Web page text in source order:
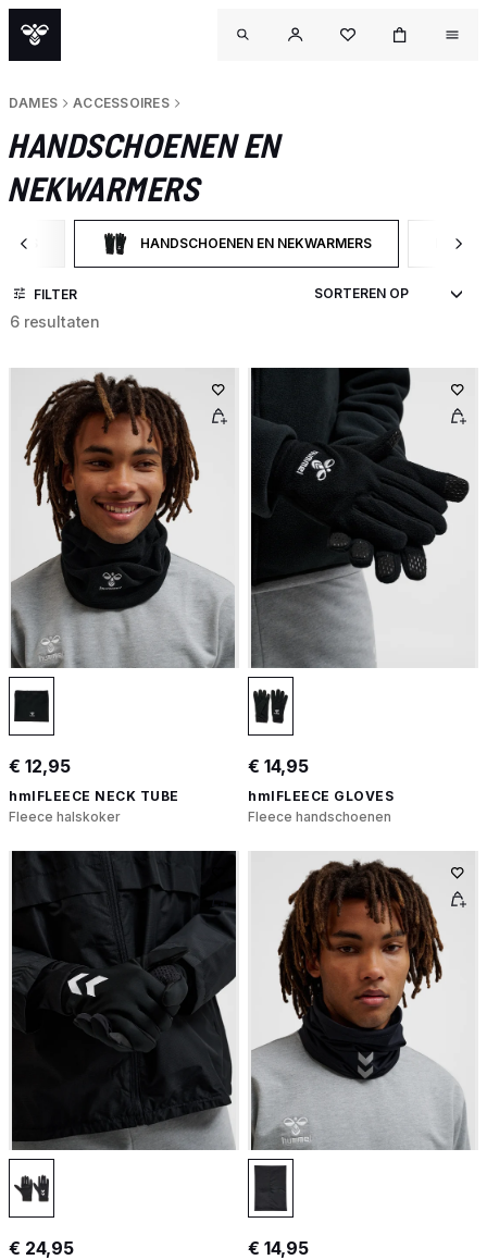
DAMES ACCESSOIRES
HANDSCHOENEN EN
NEKWARMERS
ACCESSOIRESHANDSCHOENEN EN NEKWARMERS
GESELECTEERD MOMENTEEL GEFILTERD OP
FILTER
6 resultaten
€ 12,95
hmlFLEECE NECK TUBE
Fleece halskoker
€ 14,95
hmlFLEECE GLOVES
Fleece handschoenen
€ 24,95 € 14,95